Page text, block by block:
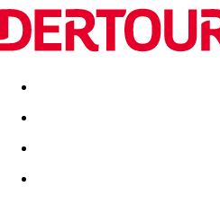
Destinatii Vacanta perfecta